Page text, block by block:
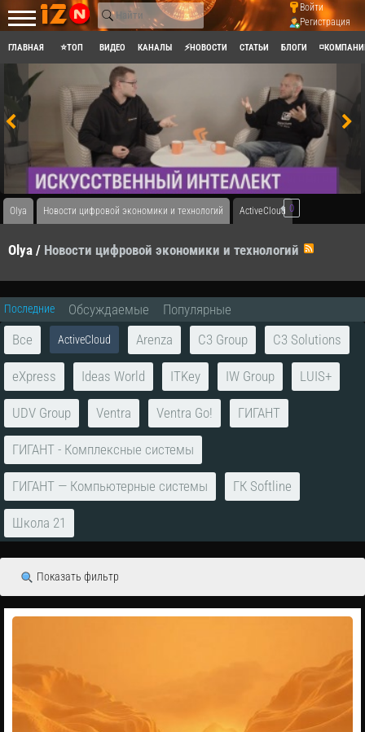
Войти
Регистрация
ГЛАВНАЯ ⭐ТОП ВИДЕО КАНАЛЫ ⚡НОВОСТИ СТАТЬИ БЛОГИ
Olya Новости цифровой экономики и технологий ActiveCloud 0
Olya / Новости цифровой экономики и технологий
Последние Обсуждаемые
Популярные
Все
ActiveCloud Arenza C3 Group C3 Solutions
eXpress Ideas World ITKey IW Group LUIS+
UDV Group Ventra Ventra Go! ГИГАНТ
ГИГАНТ - Комплексные системы
ГИГАНТ — Компьютерные системы ГК Softline
Школа 21
Показать фильтр